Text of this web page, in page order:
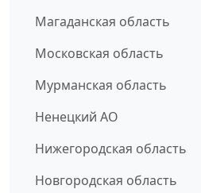
Магаданская область
Московская область
Мурманская область
Ненецкий АО
Нижегородская область
Новгородская область